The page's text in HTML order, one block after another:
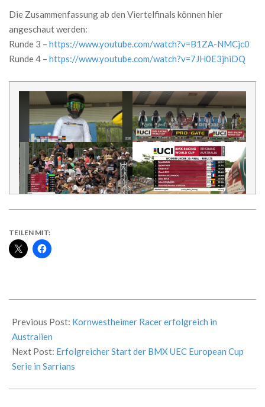
Die Zusammenfassung ab den Viertelfinals können hier
angeschaut werden:
Runde 3 – https://www.youtube.com/watch?v=B1ZA-NMCjc0
Runde 4 – https://www.youtube.com/watch?v=7JH0E3jhiDQ
TEILEN MIT:
02-
25
Previous Post: Kornwestheimer Racer erfolgreich in
Australien
Next Post: Erfolgreicher Start der BMX UEC European Cup
Serie in Sarrians